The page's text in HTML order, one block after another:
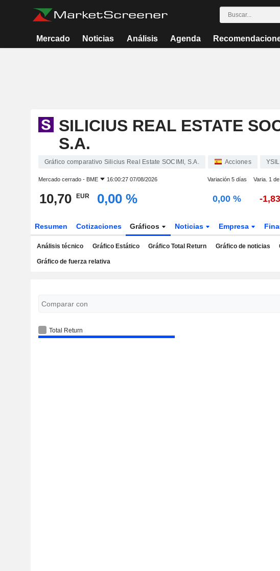
Mercado Noticias Análisis Agenda
SILICIUS REAL ESTATE
S.A.
Gráfico comparativo Silicius Real Estate SOCIMI, S.A. Acciones YSIL
Mercado cerrado - BME 16:00:27 07/08/2026 Variación 5 días Varia. 1
10,70 EUR 0,00 % 0,00 % -
Resumen Cotizaciones Gráficos Noticias Empresa
Análisis técnico Gráfico Estático Gráfico Total Return Gráfico de noticias
Gráfico de fuerza relativa
Total Return